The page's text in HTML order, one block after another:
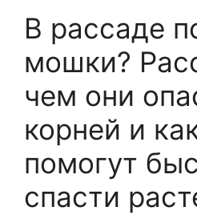
В рассаде
мошки?
чем они
корней и
помогут
спасти